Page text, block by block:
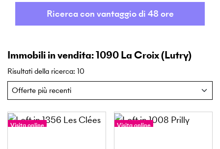
Ricerca con vantaggio di 48 ore
Immobili in vendita: 1090 La Croix (Lutry)
Risultati della ricerca: 10
Visita online Visita online